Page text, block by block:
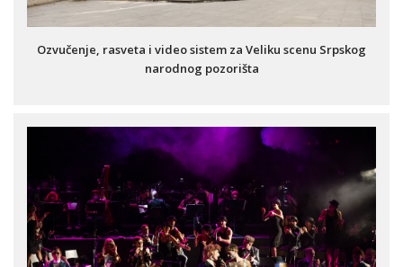
Ozvučenje, rasveta i video sistem za Veliku scenu Srpskog
narodnog pozorišta